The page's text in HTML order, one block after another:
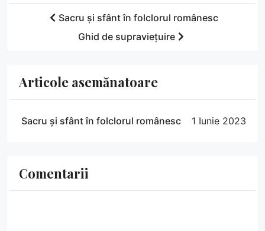
Sacru și sfânt în folclorul românesc
Ghid de supraviețuire
Articole asemănatoare
Sacru și sfânt în folclorul românesc 1 Iunie 2023
Comentarii